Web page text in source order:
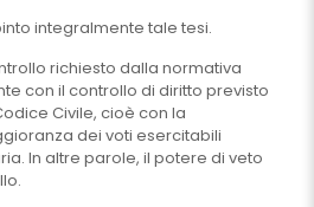
integralmente tale tesi.
richiesto dalla normativa
con il controllo di diritto previsto
Civile, cioè con la
dei voti esercitabili
In altre parole, il potere di veto